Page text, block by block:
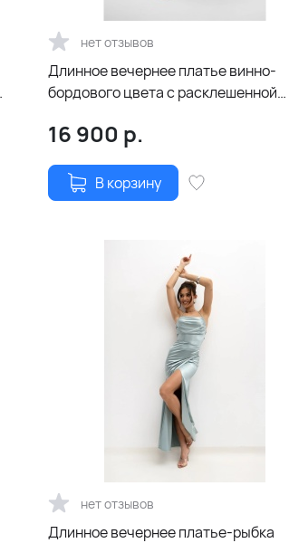
нет отзывов
Длинное вечернее платье винно-
бордового цвета с расклешенной
16 900 р.
В корзину
нет отзывов
Длинное вечернее платье-рыбка